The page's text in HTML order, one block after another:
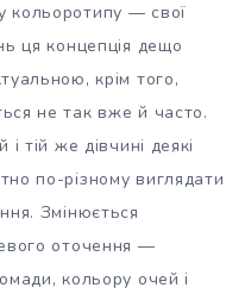
кольоротипу — свої
ця концепція дещо
крім того,
не так вже й часто.
тій же дівчині деякі
по-різному виглядати
Змінюється
оточення —
кольору очей і